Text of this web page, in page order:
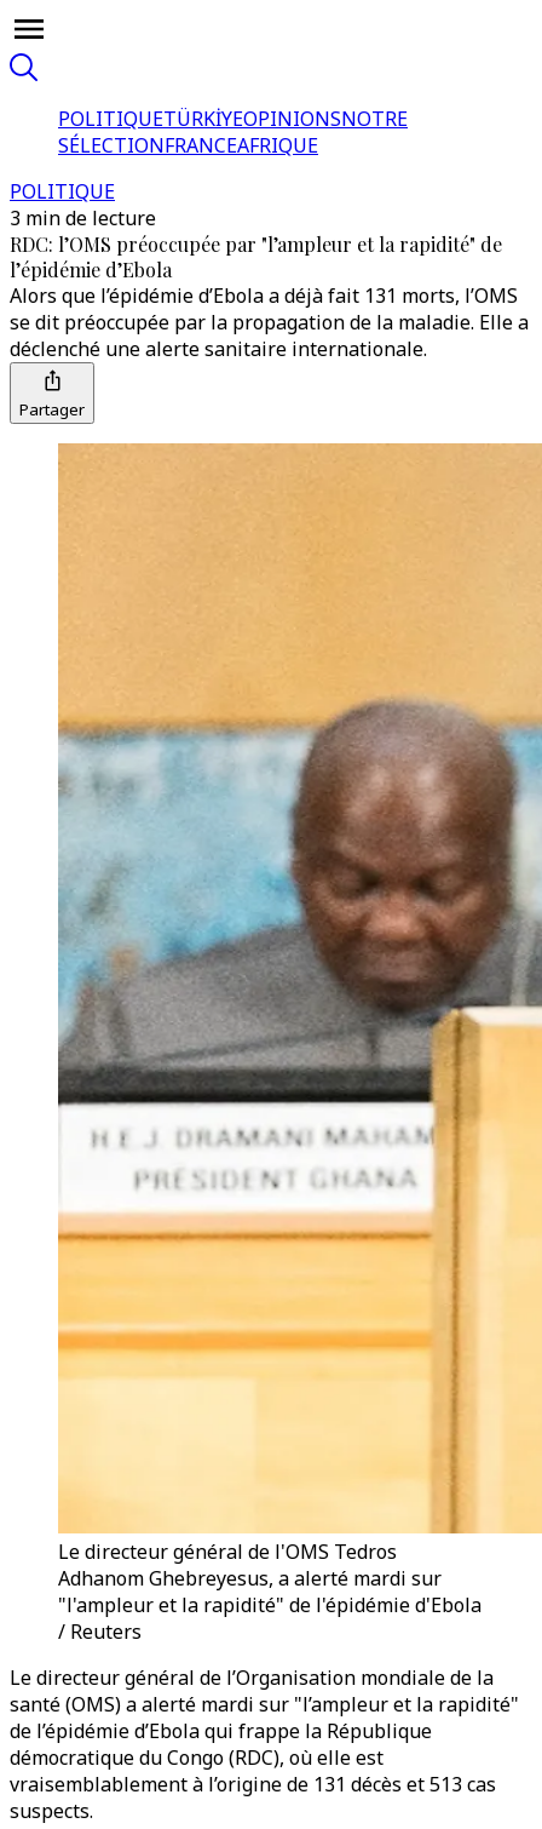
POLITIQUETÜRKİYEOPINIONSNOTRE
SÉLECTIONFRANCEAFRIQUE
POLITIQUE
3 min de lecture
RDC: l’OMS préoccupée par "l’ampleur et la rapidité" de
l’épidémie d’Ebola
Alors que l’épidémie d’Ebola a déjà fait 131 morts, l’OMS
se dit préoccupée par la propagation de la maladie. Elle a
déclenché une alerte sanitaire internationale.
Partager
Le directeur général de l'OMS Tedros
Adhanom Ghebreyesus, a alerté mardi sur
"l'ampleur et la rapidité" de l'épidémie d'Ebola
/ Reuters
Le directeur général de l’Organisation mondiale de la
santé (OMS) a alerté mardi sur "l’ampleur et la rapidité"
de l’épidémie d’Ebola qui frappe la République
démocratique du Congo (RDC), où elle est
vraisemblablement à l’origine de 131 décès et 513 cas
suspects.